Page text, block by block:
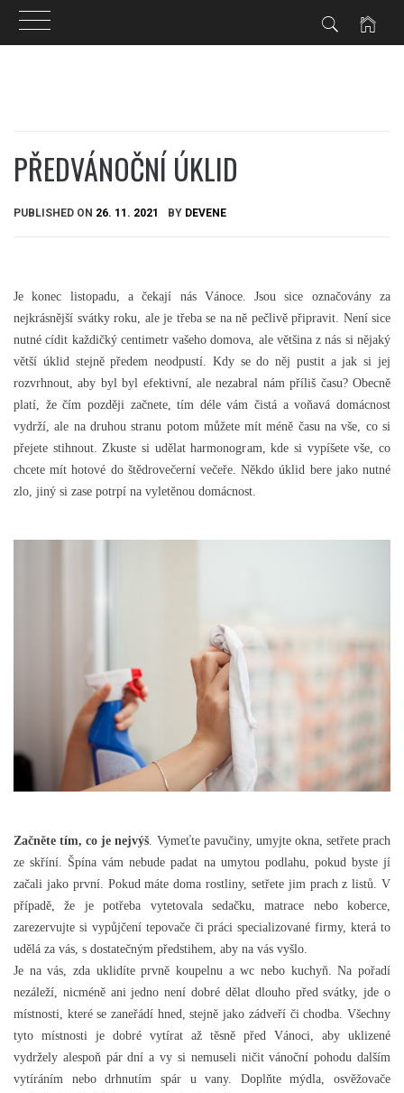
PŘEDVÁNOČNÍ ÚKLID
PUBLISHED ON 26. 11. 2021 BY DEVENE
Je konec listopadu, a čekají nás Vánoce. Jsou sice označovány za
nejkrásnější svátky roku, ale je třeba se na ně pečlivě připravit. Není sice
nutné cídit každičký centimetr vašeho domova, ale většina z nás si nějaký
větší úklid stejně předem neodpustí. Kdy se do něj pustit a jak si jej
rozvrhnout, aby byl byl efektivní, ale nezabral nám příliš času? Obecně
platí, že čím později začnete, tím déle vám čistá a voňavá domácnost
vydrží, ale na druhou stranu potom můžete mít méně času na vše, co si
přejete stihnout. Zkuste si udělat harmonogram, kde si vypíšete vše, co
chcete mít hotové do štědrovečerní večeře. Někdo úklid bere jako nutné
zlo, jiný si zase potrpí na vyletěnou domácnost.
Začněte tím, co je nejvýš. Vymeťte pavučiny, umyjte okna, setřete prach
ze skříní. Špína vám nebude padat na umytou podlahu, pokud byste jí
začali jako první. Pokud máte doma rostliny, setřete jim prach z listů. V
případě, že je potřeba vytetovala sedačku, matrace nebo koberce,
zarezervujte si vypůjčení tepovače či práci specializované firmy, která to
udělá za vás, s dostatečným předstihem, aby na vás vyšlo.
Je na vás, zda uklidíte prvně koupelnu a wc nebo kuchyň. Na pořadí
nezáleží, nicméně ani jedno není dobré dělat dlouho před svátky, jde o
místnosti, které se zaneřádí hned, stejně jako zádveří či chodba. Všechny
tyto místnosti je dobré vytírat až těsně před Vánoci, aby uklizené
vydržely alespoň pár dní a vy si nemuseli ničit vánoční pohodu dalším
vytíráním nebo drhnutím spár u vany. Doplňte mýdla, osvěžovače